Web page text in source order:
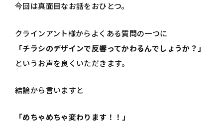
今回は真面目なお話をおひとつ。
クラインアント様からよくある質問の一つに
「チラシのデザインで反響ってかわるんでしょうか？」
というお声を良くいただきます。
結論から言いますと
「めちゃめちゃ変わります！！」